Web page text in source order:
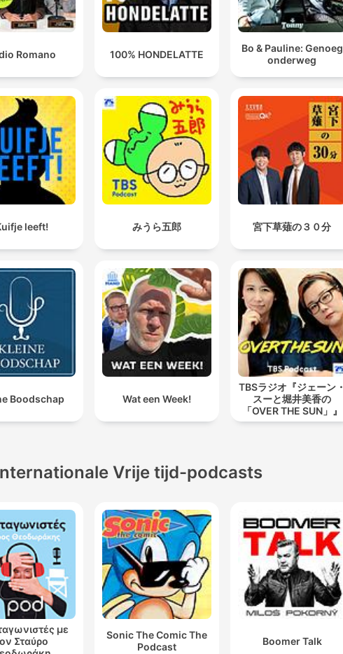
Romano 100% HONDELATTE
Bo & Pauline: Genoeg
onderweg
leeft! みうら五郎 宮下草薙の３０分
Boodschap Wat een Week!
TBSラジオ『ジェーン・
スーと堀井美香の
「OVER THE SUN」』
Vrije tijd-podcasts
με
Σταύρο
Sonic The Comic The
Podcast
Boomer Talk